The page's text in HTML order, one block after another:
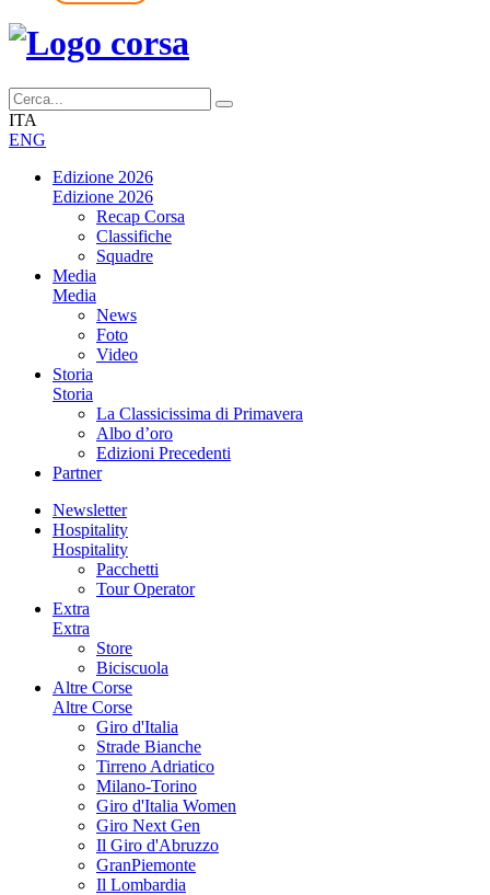
ITA
ENG
Edizione 2026
Edizione 2026
Recap Corsa
Classifiche
Squadre
Media
Media
News
Foto
Video
Storia
Storia
La Classicissima di Primavera
Albo d’oro
Edizioni Precedenti
Partner
Newsletter
Hospitality
Hospitality
Pacchetti
Tour Operator
Extra
Extra
Store
Biciscuola
Altre Corse
Altre Corse
Giro d'Italia
Strade Bianche
Tirreno Adriatico
Milano-Torino
Giro d'Italia Women
Giro Next Gen
Il Giro d'Abruzzo
GranPiemonte
Il Lombardia